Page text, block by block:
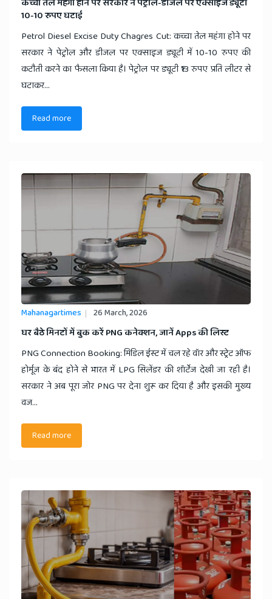
​कच्चा तेल महंगा होने पर सरकार ने पेट्रोल-डीजल पर एक्साइज ड्यूटी
10-10 रुपए घटाई
Petrol Diesel Excise Duty Chagres Cut: कच्चा तेल महंगा होने पर
सरकार ने पेट्रोल और डीजल पर एक्साइज ड्यूटी में 10-10 रुपए की
कटौती करने का फैसला किया है। पेट्रोल पर ड्यूटी ₹13 रुपए प्रति लीटर से
घटाकर...
Read more
Mahanagartimes 26 March, 2026
​घर बैठे मिनटों में बुक करें PNG कनेक्शन, जानें Apps की लिस्ट
PNG Connection Booking: मिडिल ईस्ट में चल रहे वॉर और स्ट्रेट ऑफ
होर्मूज के बंद होने से भारत में LPG सिलेंडर की शॉर्टेज देखी जा रही है।
सरकार ने अब पूरा जोर PNG पर देना शुरू कर दिया है और इसकी मुख्य
वज...
Read more